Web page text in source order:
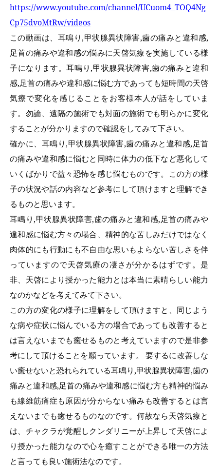
https://www.youtube.com/channel/UCuom4_TOQ4Ng
Cp75dvoMtRw/videos
この動画は、 耳鳴り,甲状腺異状障害,歯の痛みと違和感,
足首の痛みや違和感の悩みに天啓気療を実施している様
子になります。耳鳴り,甲状腺異状障害,歯の痛みと違和
感,足首の痛みや違和感に悩む方であっても短時間の天啓
気療で変化を感じることをお客様本人が話をしていま
す。勿論、遠隔の施術でも対面の施術でも明らかに変化
することが分かりますので確認をしてみて下さい。
確かに、 耳鳴り,甲状腺異状障害,歯の痛みと違和感,足首
の痛みや違和感に悩むと同時に体力の低下など悪化して
いくばかりで益々恐怖を感じ悩むものです。この方の様
子の状況や話の内容など参考にして頂けますと理解でき
るものと思います。
耳鳴り,甲状腺異状障害,歯の痛みと違和感,足首の痛みや
違和感に悩む方々の場合、精神的な苦しみだけではなく
肉体的にも行動にも不自由な思いもよらない苦しさを伴
っていますので天啓気療の凄さが分かるはずです。是
非、天啓により授かった能力とは本当に素晴らしい能力
なのかなどを考えてみて下さい。
この方の変化の様子に理解をして頂けますと、同じよう
な病や症状に悩んでいる方の場合であっても改善すると
は言えないまでも癒せるものと考えていますので是非参
考にして頂けることを願っています。 要するに改善しな
い癒せないと恐れられている耳鳴り,甲状腺異状障害,歯の
痛みと違和感,足首の痛みや違和感に悩む方も精神的悩み
も線維筋痛症も原因が分からない痛みも改善するとは言
えないまでも癒せるものなのです。何故なら天啓気療と
は、チャクラが覚醒しクンダリニーが上昇して天啓によ
り授かった能力なので心を癒すことができる唯一の方法
と言っても良い施術法なのです。